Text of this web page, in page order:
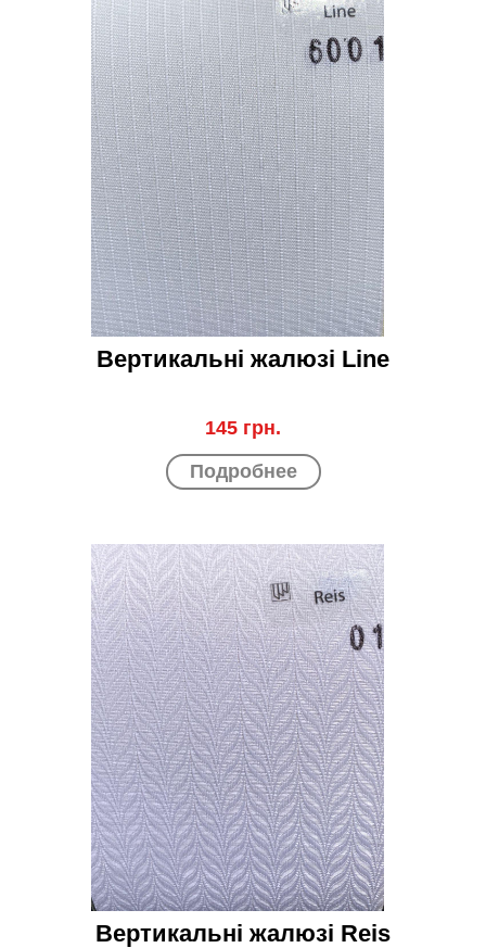
Вертикальні жалюзі Line
145 грн.
Подробнее
Вертикальні жалюзі Reis